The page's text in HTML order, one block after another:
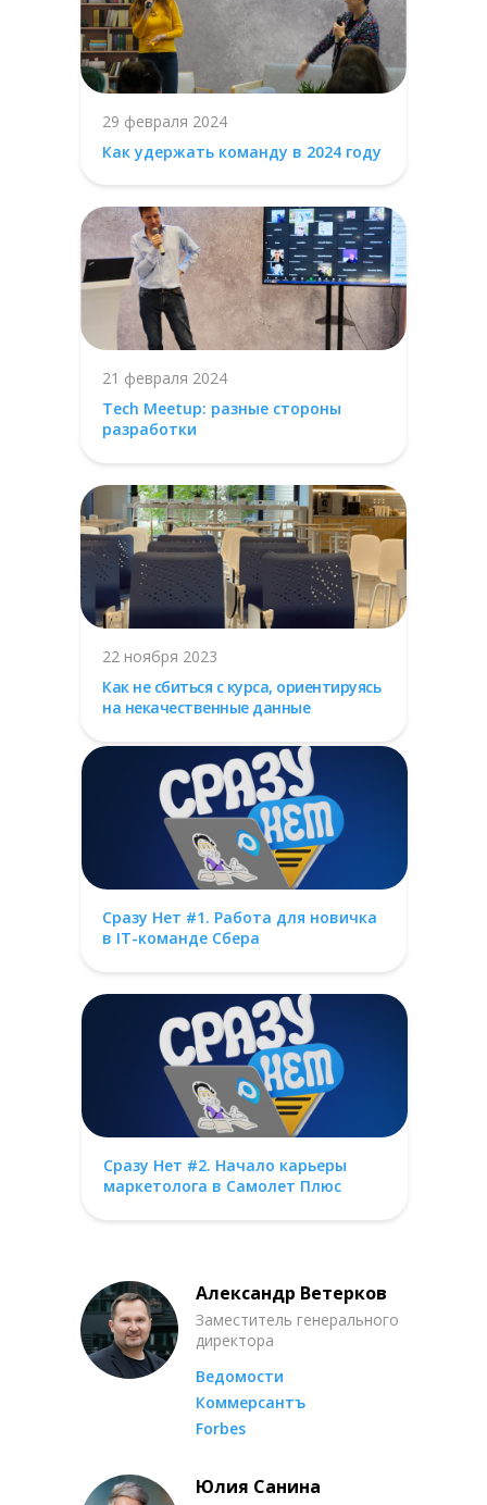
29 февраля 2024
Как удержать команду в 2024 году
21 февраля 2024
Tech Meetup: разные стороны
разработки
22 ноября 2023
Как не сбиться с курса, ориентируясь
на некачественные данные
Сразу Нет #2. Начало карьеры
маркетолога в Самолет Плюс
Сразу Нет #1. Работа для новичка
в IT-команде Сбера
Александр Ветерков
Заместитель генерального
директора
Ведомости
Коммерсантъ
Forbes
Юлия Санина